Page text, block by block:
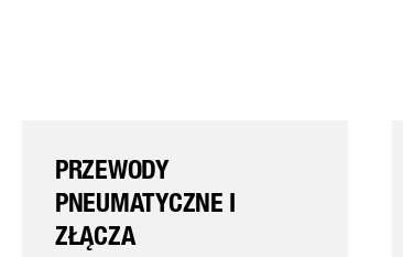
PRZEWODY
PNEUMATYCZNE I
ZŁĄCZA